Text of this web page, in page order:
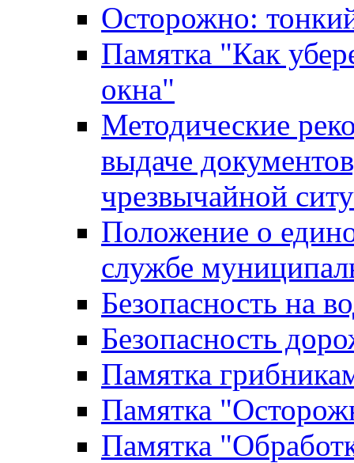
Осторожно:
Памятка "Как
окна"
Методические
выдаче
чрезвычайной
Положение о
службе
Безопасность на
Безопасность
Памятка
Памятка
Памятка